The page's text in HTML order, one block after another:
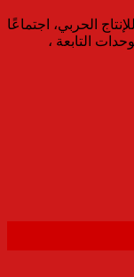
الحربي، اجتماعًا
التابعة ،